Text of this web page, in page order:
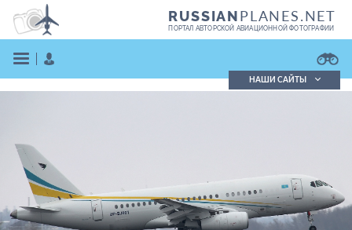
RUSSIANPLANES.NET
ПОРТАЛ АВТОРСКОЙ АВИАЦИОННОЙ ФОТОГРАФИИ
НАШИ САЙТЫ